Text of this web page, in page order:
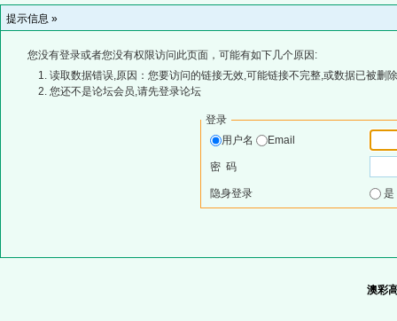
提示信息 »
您没有登录或者您没有权限访问此页面，可能有如下几个原因:
读取数据错误,原因：您要访问的链接无效,可能链接不完整,或数据已被删
您还不是论坛会员,请先登录论坛
登录
用户名
Email
密 码
隐身登录
澳彩